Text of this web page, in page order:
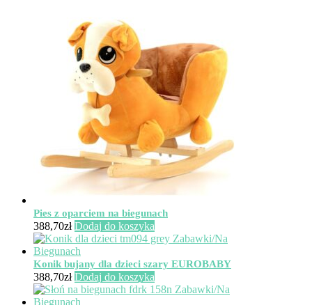
Pies z oparciem na biegunach
388,70zł Dodaj do koszyka
Konik bujany dla dzieci szary EUROBABY
388,70zł Dodaj do koszyka